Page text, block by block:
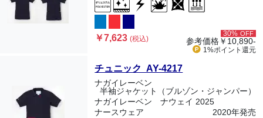
￥7,623(税込)
30% OFF
参考価格￥10,890-
1%ポイント 還元
チュニック AY-4217
ナガイレーベン
半袖ジャケット（ブルゾン・ジャンパー）
ナガイレーベン ナウェイ 2025
ナースウェア
2020年発売